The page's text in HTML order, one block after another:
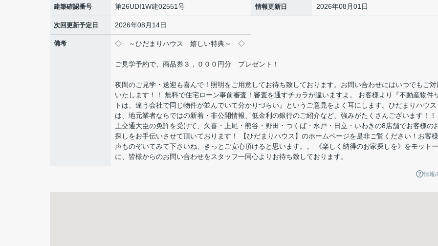
建築確認番号 第26UDI1W建02551号 情報更新日 2026年08月01日
次回更新予定日 2026年08月14日
備考 ◇ ～ひだまりハウス 嬉しい特典～ ◇
ご見学予約で、商品券３，０００円分 プレゼント！
夜間のご見学・送迎も喜んで！照明をご用意してお待ち致しております。お問い合わせにはいつでもご対
いたします！！ 無料で住宅ローン事前審査！審査を通すチカラが違いますよ。 お客様より『不動産物件
トは、違う会社で同じ物件が並んでいて分かりづらい』というご意見をよく耳にします。ひだまりハウス
は、地元業者ならではの新着・非公開情報、低金利の銀行のご紹介など、強みがたくさんございます！！
土交通大臣の免許を受けて、久喜・上尾・熊谷・野田・つくば・水戸・日立・いわきの8店舗でお客様の
探しをお手伝いさせて頂いております！ 【ひだまりハウス】のホームページを是非ご覧ください！お客
声ものぞいてみて下さいね、きっとご安心頂けると思います。。 《楽しく納得のお家探しを》をモットー
に、皆様からのお問い合わせをスタッフ一同心よりお待ち致しております。
情報